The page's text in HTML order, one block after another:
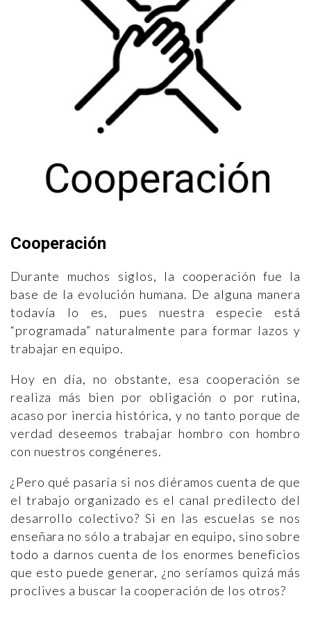
Cooperación
Durante muchos siglos, la cooperación fue la
base de la evolución humana. De alguna manera
todavía lo es, pues nuestra especie está
“programada” naturalmente para formar lazos y
trabajar en equipo.
Hoy en día, no obstante, esa cooperación se
realiza más bien por obligación o por rutina,
acaso por inercia histórica, y no tanto porque de
verdad deseemos trabajar hombro con hombro
con nuestros congéneres.
¿Pero qué pasaría si nos diéramos cuenta de que
el trabajo organizado es el canal predilecto del
desarrollo colectivo? Si en las escuelas se nos
enseñara no sólo a trabajar en equipo, sino sobre
todo a darnos cuenta de los enormes beneficios
que esto puede generar, ¿no seríamos quizá más
proclives a buscar la cooperación de los otros?